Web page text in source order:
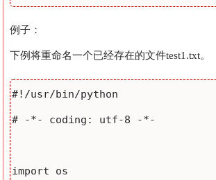
例子：
下例将重命名一个已经存在的文件test1.txt。
#!/usr/bin/python
# -*- coding: utf-8 -*-
import os